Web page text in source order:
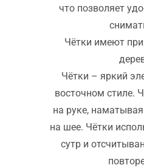
что позволяет
Чётки имеют
Чётки – яркий
восточном стиле.
на руке,
на шее. Чётки
сутр и